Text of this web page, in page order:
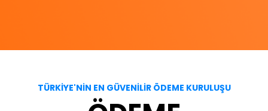
TÜRKİYE'NİN EN GÜVENİLİR ÖDEME KURULUŞU